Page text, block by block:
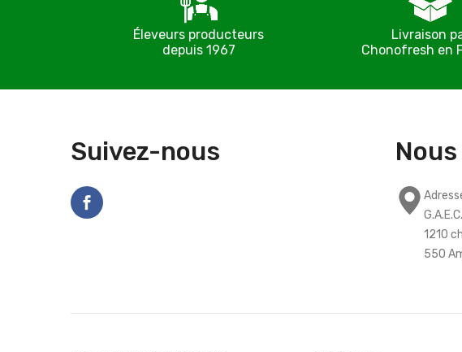
Éleveurs producteurs
depuis 1967
Livraison
Chonofresh en
Suivez-nous
1210
550